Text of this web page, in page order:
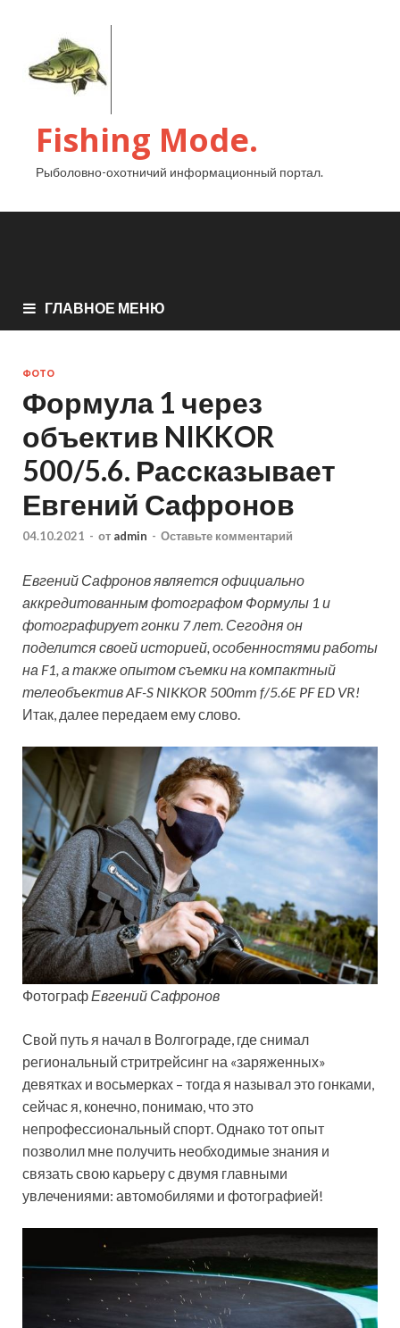
Fishing Mode.
Рыболовно-охотничий информационный портал.
ГЛАВНОЕ МЕНЮ
ФОТО
Формула 1 через
объектив NIKKOR
500/5.6. Рассказывает
Евгений Сафронов
04.10.2021 - от admin - Оставьте комментарий
Евгений Сафронов является официально
аккредитованным фотографом Формулы 1 и
фотографирует гонки 7 лет. Сегодня он
поделится своей историей, особенностями работы
на F1, а также опытом съемки на компактный
телеобъектив AF-S NIKKOR 500mm f/5.6E PF ED VR!
Итак, далее передаем ему слово.
Фотограф Евгений Сафронов
Свой путь я начал в Волгограде, где снимал
региональный стритрейсинг на «заряженных»
девятках и восьмерках – тогда я называл это гонками,
сейчас я, конечно, понимаю, что это
непрофессиональный спорт. Однако тот опыт
позволил мне получить необходимые знания и
связать свою карьеру с двумя главными
увлечениями: автомобилями и фотографией!